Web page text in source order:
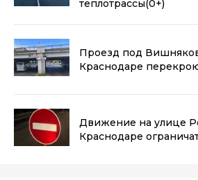
теплотрассы(0+)
Проезд под
Краснодаре
Движение на улице
Краснодаре